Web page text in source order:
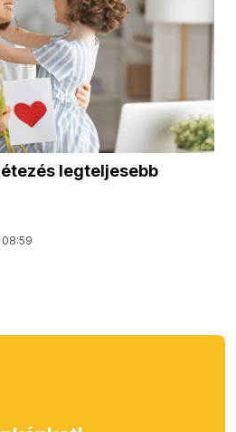
legteljesebb
08:59